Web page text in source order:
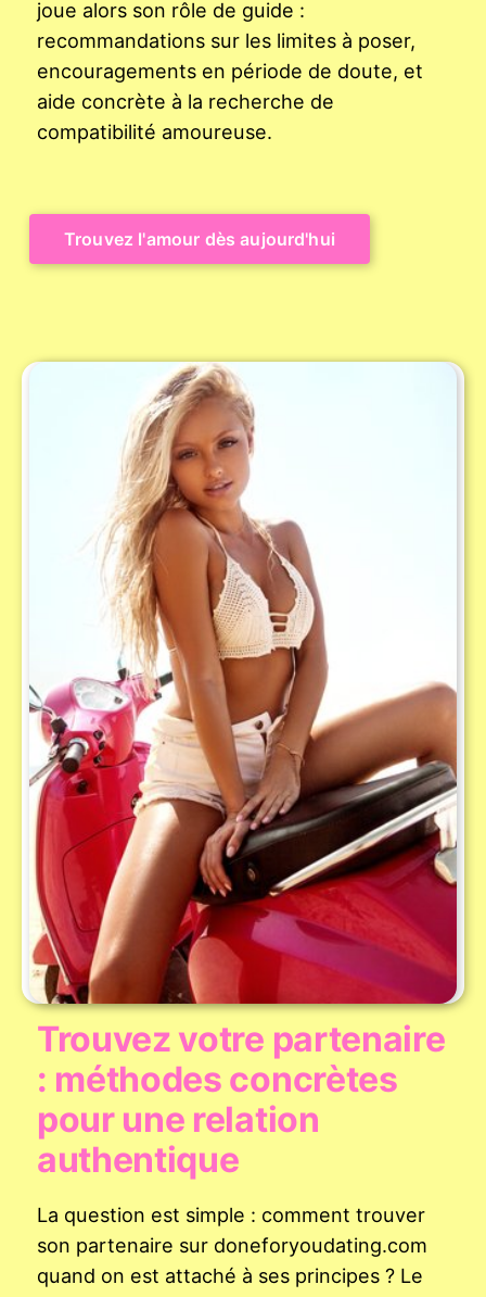
joue alors son rôle de guide :
recommandations sur les limites à poser,
encouragements en période de doute, et
aide concrète à la recherche de
compatibilité amoureuse.
Trouvez l'amour dès aujourd'hui
Trouvez votre partenaire
: méthodes concrètes
pour une relation
authentique
La question est simple : comment trouver
son partenaire sur doneforyoudating.com
quand on est attaché à ses principes ? Le